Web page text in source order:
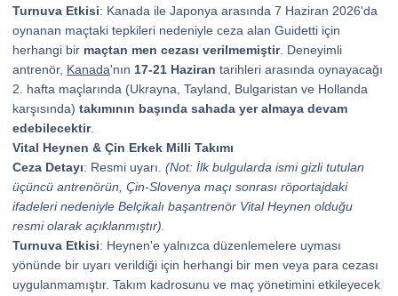
Turnuva Etkisi: Kanada ile Japonya arasında 7 Haziran 2026'da
oynanan maçtaki tepkileri nedeniyle ceza alan Guidetti için
herhangi bir maçtan men cezası verilmemiştir. Deneyimli
antrenör, Kanada'nın 17-21 Haziran tarihleri arasında oynayacağı
2. hafta maçlarında (Ukrayna, Tayland, Bulgaristan ve Hollanda
karşısında) takımının başında sahada yer almaya devam
edebilecektir.
Vital Heynen & Çin Erkek Milli Takımı
Ceza Detayı: Resmi uyarı. (Not: İlk bulgularda ismi gizli tutulan
üçüncü antrenörün, Çin-Slovenya maçı sonrası röportajdaki
ifadeleri nedeniyle Belçikalı başantrenör Vital Heynen olduğu
resmi olarak açıklanmıştır).
Turnuva Etkisi: Heynen'e yalnızca düzenlemelere uyması
yönünde bir uyarı verildiği için herhangi bir men veya para cezası
uygulanmamıştır. Takım kadrosunu ve maç yönetimini etkileyecek